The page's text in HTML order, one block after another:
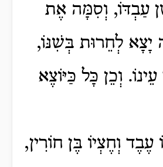
עַבְדּוֹ, וְסִמָּה אֶת
יָצָא לְחֵרוּת בְּשִׁנּוֹ,
עֵינוֹ. וְכֵן כָּל כַּיּוֹצֶא
וְחֶצְיוֹ בֶּן חוֹרִין,